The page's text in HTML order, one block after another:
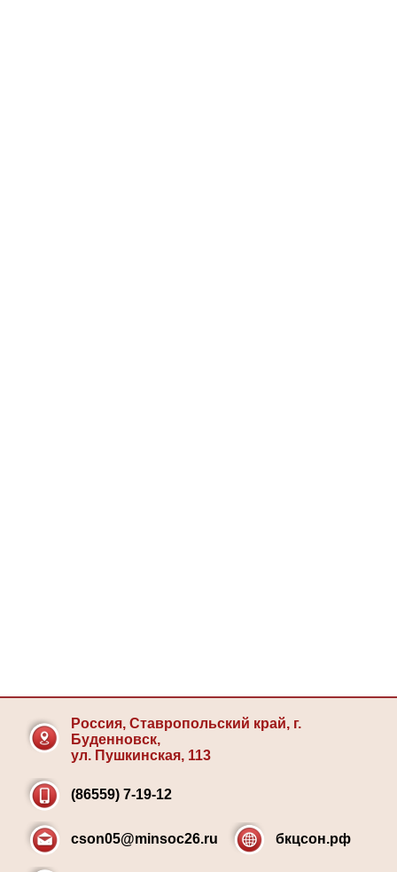
Россия, Ставропольский край, г.
Буденновск,
ул. Пушкинская, 113
(86559) 7-19-12
cson05@minsoc26.ru бкцсон.рф